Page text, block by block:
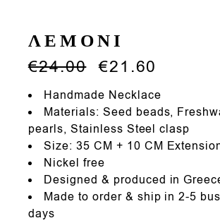
ΛΕΜΟΝΙ
€24.00 €21.60
Handmade Necklace
Materials: Seed beads,
pearls, Stainless Steel clasp
Size: 35 CM + 10 CM
Nickel free
Designed & produced in
Made to order & ship in 2-5
days